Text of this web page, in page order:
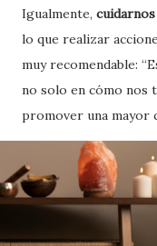
Igualmente,
lo que realizar
muy recomendable:
no solo en cómo nos
promover una mayor